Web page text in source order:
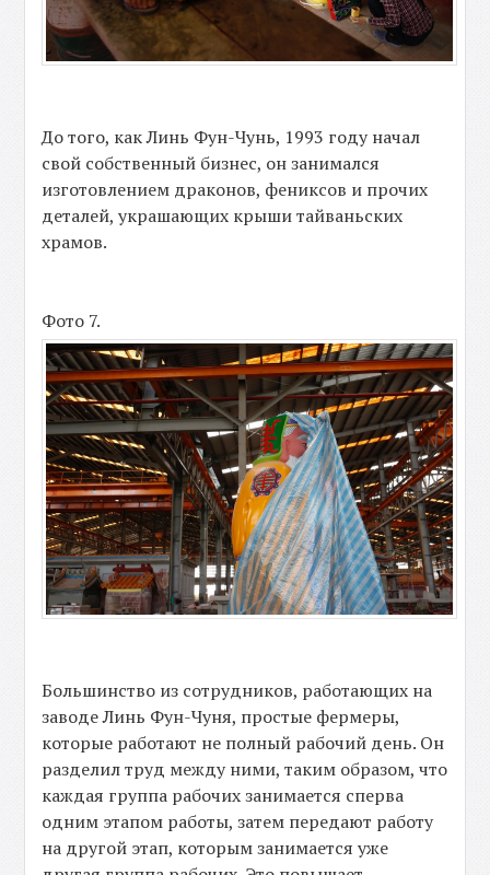
До того, как Линь Фун-Чунь, 1993 году начал
свой собственный бизнес, он занимался
изготовлением драконов, фениксов и прочих
деталей, украшающих крыши тайваньских
храмов.
Фото 7.
Большинство из сотрудников, работающих на
заводе Линь Фун-Чуня, простые фермеры,
которые работают не полный рабочий день. Он
разделил труд между ними, таким образом, что
каждая группа рабочих занимается сперва
одним этапом работы, затем передают работу
на другой этап, которым занимается уже